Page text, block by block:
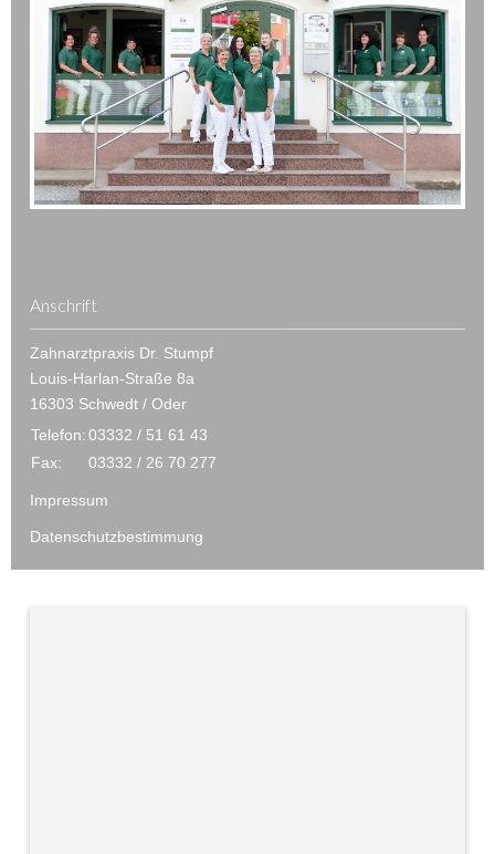
Anschrift
Zahnarztpraxis Dr. Stumpf
Louis-Harlan-Straße 8a
16303 Schwedt / Oder
Telefon:03332 / 51 61 43
Fax:
03332 / 26 70 277
Impressum
Datenschutzbestimmung